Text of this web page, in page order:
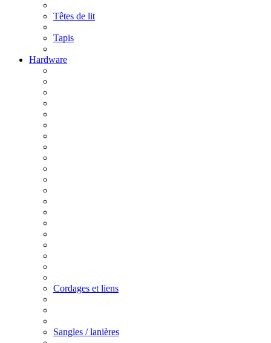
Têtes de lit
Tapis
Hardware
Cordages et liens
Sangles / lanières